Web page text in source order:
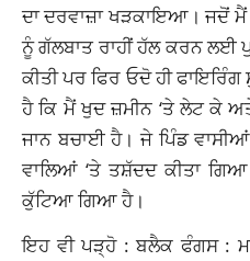
ਦਾ ਦਰਵਾਜ਼ਾ ਖੜਕਾਇਆ। ਜਦੋਂ
ਨੂੰ ਗੱਲਬਾਤ ਰਾਹੀਂ ਹੱਲ ਕਰਨ ਲਈ
ਕੀਤੀ ਪਰ ਫਿਰ ਓਦੋ ਹੀ
ਹੈ ਕਿ ਮੈਂ ਖੁਦ ਜ਼ਮੀਨ ‘ਤੇ ਲੇਟ ਕੇ
ਜਾਨ ਬਚਾਈ ਹੈ। ਜੇ ਪਿੰਡ
ਵਾਲਿਆਂ ‘ਤੇ ਤਸ਼ੱਦਦ ਕੀਤਾ
ਕੁੱਟਿਆ ਗਿਆ ਹੈ।
ਇਹ ਵੀ ਪੜ੍ਹੋ :ਬਲੈਕ ਫੰਗਸ :